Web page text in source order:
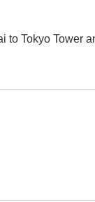
to Tokyo Tower